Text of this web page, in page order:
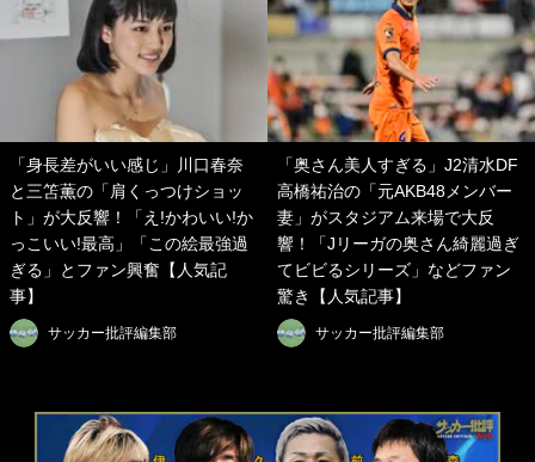
「身長差がいい感じ」川口春奈
と三笘薫の「肩くっつけショッ
ト」が大反響！「え!かわいい!か
っこいい!最高」「この絵最強過
ぎる」とファン興奮【人気記
事】
サッカー批評編集部
「奥さん美人すぎる」J2清水DF
高橋祐治の「元AKB48メンバー
妻」がスタジアム来場で大反
響！「Jリーガの奥さん綺麗過ぎ
てビビるシリーズ」などファン
驚き【人気記事】
サッカー批評編集部